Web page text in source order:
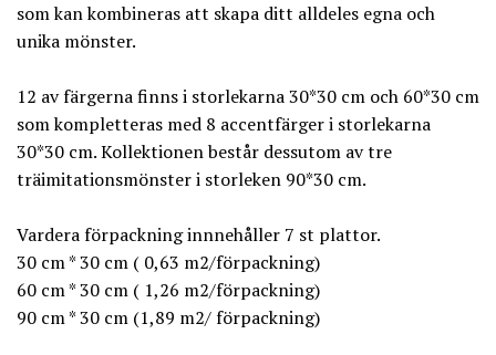
som kan kombineras att skapa ditt alldeles egna och
unika mönster.
12 av färgerna finns i storlekarna 30*30 cm och 60*30 cm
som kompletteras med 8 accentfärger i storlekarna
30*30 cm. Kollektionen består dessutom av tre
träimitationsmönster i storleken 90*30 cm.
Vardera förpackning innnehåller 7 st plattor.
30 cm * 30 cm ( 0,63 m2/förpackning)
60 cm * 30 cm ( 1,26 m2/förpackning)
90 cm * 30 cm (1,89 m2/ förpackning)